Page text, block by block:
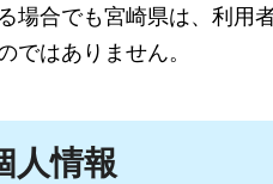
場合でも宮崎県は、利用
ではありません。
人情報